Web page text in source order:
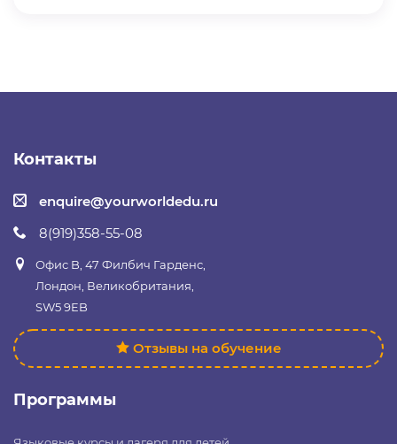
Контакты
enquire@yourworldedu.ru
8(919)358-55-08
Офис B, 47 Филбич Гарденс,
Лондон, Великобритания,
SW5 9EB
Отзывы на обучение
Программы